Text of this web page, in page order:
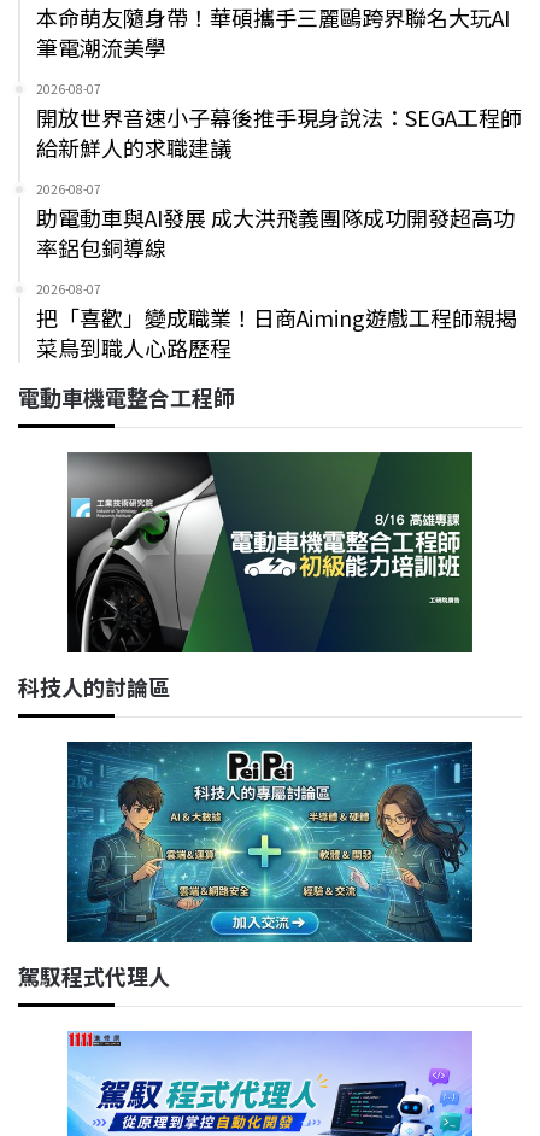
本命萌友隨身帶！華碩攜手三麗鷗跨界聯名大玩AI
筆電潮流美學
2026-08-07
開放世界音速小子幕後推手現身說法：SEGA工程師
給新鮮人的求職建議
2026-08-07
助電動車與AI發展 成大洪飛義團隊成功開發超高功
率鋁包銅導線
2026-08-07
把「喜歡」變成職業！日商Aiming遊戲工程師親揭
菜鳥到職人心路歷程
電動車機電整合工程師
科技人的討論區
駕馭程式代理人